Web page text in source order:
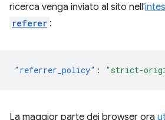
ricerca venga inviato al sito nell'
referer :
"referrer_policy" : "strict-
La maggior parte dei browser ora